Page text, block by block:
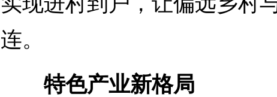
连。
特色产业新格局